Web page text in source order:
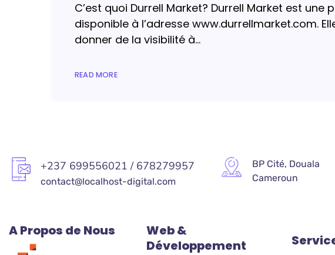
C’est quoi Durrell Market? Durrell Market est
disponible à l’adresse www.durrellmarket.com.
donner de la visibilité à...
READ MORE
+237 699556021 / 678279957
contact@localhost-digital.com
BP Cité, Douala
Cameroun
A Propos de Nous
Web &
Développement